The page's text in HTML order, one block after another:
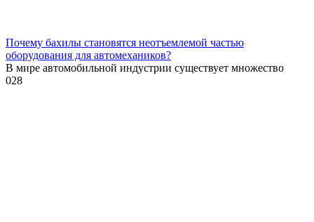
Почему бахилы становятся неотъемлемой частью
оборудования для автомехаников?
В мире автомобильной индустрии существует множество
028